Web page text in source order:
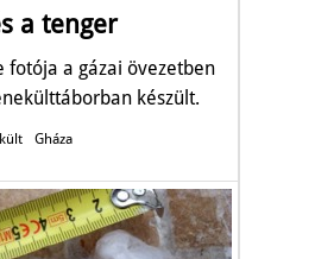
a tenger
fotója a gázai övezetben
készült.
Gháza